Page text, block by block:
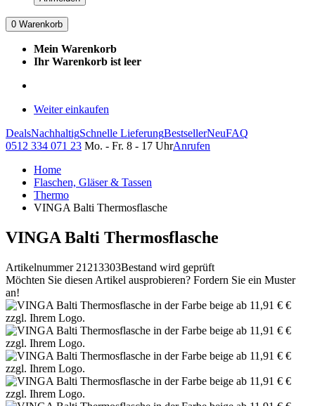
0 Warenkorb
Mein Warenkorb
Ihr Warenkorb ist leer
Weiter einkaufen
DealsNachhaltigSchnelle LieferungBestsellerNeuFAQ
0512 334 071 23 Mo. - Fr. 8 - 17 UhrAnrufen
Home
Flaschen, Gläser & Tassen
Thermo
VINGA Balti Thermosflasche
VINGA Balti Thermosflasche
Artikelnummer 21213303Bestand wird geprüft
Möchten Sie diesen Artikel ausprobieren? Fordern Sie ein Muster
an!